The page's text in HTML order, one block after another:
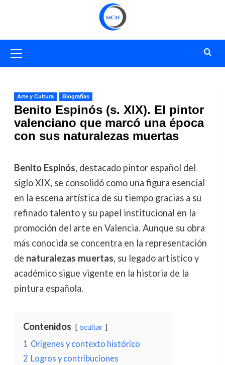
primario
Arte y Cultura Biografías
Benito Espinós (s. XIX). El pintor
valenciano que marcó una época
con sus naturalezas muertas
Benito Espinós, destacado pintor español del
siglo XIX, se consolidó como una figura esencial
en la escena artística de su tiempo gracias a su
refinado talento y su papel institucional en la
promoción del arte en Valencia. Aunque su obra
más conocida se concentra en la representación
de naturalezas muertas, su legado artístico y
académico sigue vigente en la historia de la
pintura española.
Contenidos ocultar
1 Orígenes y contexto histórico
2 Logros y contribuciones